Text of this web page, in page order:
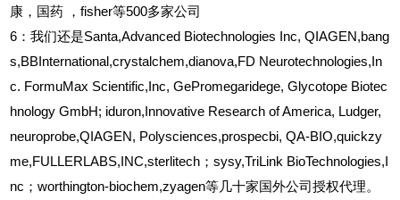
康，国药
，fisher等500多家公司
6 ：我们还是Santa,Advanced Biotechnologies Inc, QIAGEN,bang
s,BBInternational,crystalchem,dianova,FD Neurotechnologies,In
c. FormuMax Scientific,Inc, GePromegaridege, Glycotope Biotec
hnology GmbH; iduron,Innovative Research of America, Ludger,
neuroprobe,QIAGEN, Polysciences,prospecbi, QA-BIO,quickzy
me,FULLERLABS,INC,sterlitech；sysy,TriLink BioTechnologies,I
nc；worthington-biochem,zyagen等几十家国外公司授权代理。